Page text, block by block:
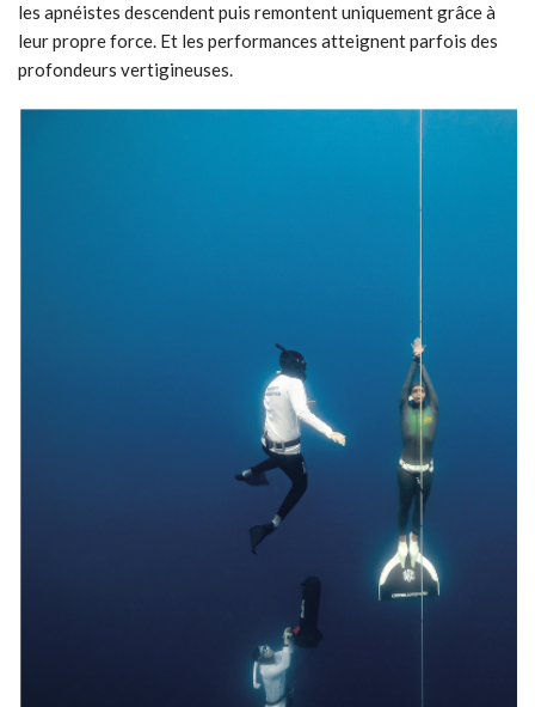
les apnéistes descendent puis remontent uniquement grâce à
leur propre force. Et les performances atteignent parfois des
profondeurs vertigineuses.